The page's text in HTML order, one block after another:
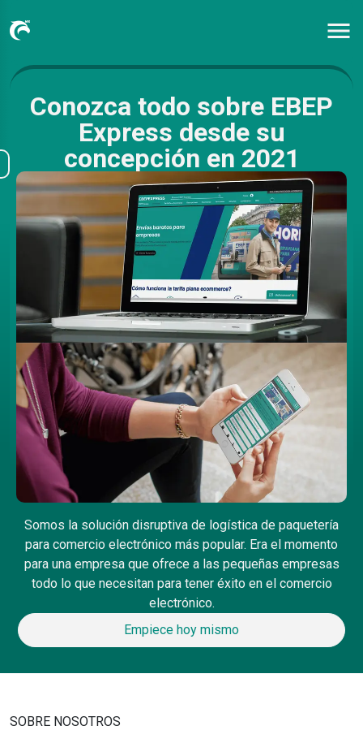
Conozca todo sobre EBEP
Express desde su
concepción en 2021
Somos la solución disruptiva de logística de paquetería
para comercio electrónico más popular. Era el momento
para una empresa que ofrece a las pequeñas empresas
todo lo que necesitan para tener éxito en el comercio
electrónico.
Empiece hoy mismo
SOBRE NOSOTROS